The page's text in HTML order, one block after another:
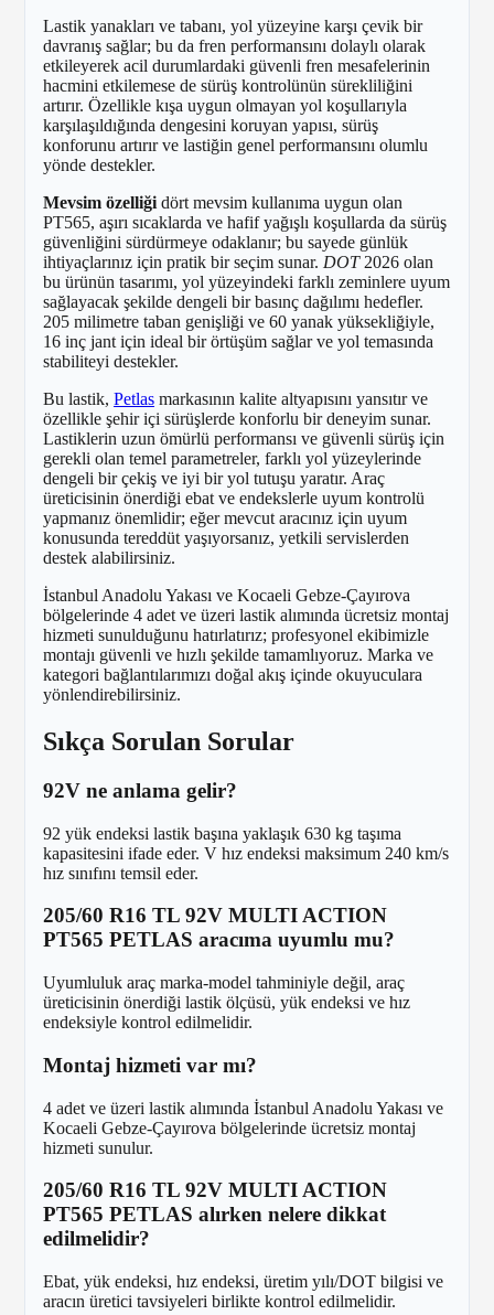
Lastik yanakları ve tabanı, yol yüzeyine karşı çevik bir
davranış sağlar; bu da fren performansını dolaylı olarak
etkileyerek acil durumlardaki güvenli fren mesafelerinin
hacmini etkilemese de sürüş kontrolünün sürekliliğini
artırır. Özellikle kışa uygun olmayan yol koşullarıyla
karşılaşıldığında dengesini koruyan yapısı, sürüş
konforunu artırır ve lastiğin genel performansını olumlu
yönde destekler.
Mevsim özelliği dört mevsim kullanıma uygun olan
PT565, aşırı sıcaklarda ve hafif yağışlı koşullarda da sürüş
güvenliğini sürdürmeye odaklanır; bu sayede günlük
ihtiyaçlarınız için pratik bir seçim sunar. DOT2026 olan
bu ürünün tasarımı, yol yüzeyindeki farklı zeminlere uyum
sağlayacak şekilde dengeli bir basınç dağılımı hedefler.
205 milimetre taban genişliği ve 60 yanak yüksekliğiyle,
16 inç jant için ideal bir örtüşüm sağlar ve yol temasında
stabiliteyi destekler.
Bu lastik, Petlas markasının kalite altyapısını yansıtır ve
özellikle şehir içi sürüşlerde konforlu bir deneyim sunar.
Lastiklerin uzun ömürlü performansı ve güvenli sürüş için
gerekli olan temel parametreler, farklı yol yüzeylerinde
dengeli bir çekiş ve iyi bir yol tutuşu yaratır. Araç
üreticisinin önerdiği ebat ve endekslerle uyum kontrolü
yapmanız önemlidir; eğer mevcut aracınız için uyum
konusunda tereddüt yaşıyorsanız, yetkili servislerden
destek alabilirsiniz.
İstanbul Anadolu Yakası ve Kocaeli Gebze-Çayırova
bölgelerinde 4 adet ve üzeri lastik alımında ücretsiz montaj
hizmeti sunulduğunu hatırlatırız; profesyonel ekibimizle
montajı güvenli ve hızlı şekilde tamamlıyoruz. Marka ve
kategori bağlantılarımızı doğal akış içinde okuyuculara
yönlendirebilirsiniz.
Sıkça Sorulan Sorular
92V ne anlama gelir?
92 yük endeksi lastik başına yaklaşık 630 kg taşıma
kapasitesini ifade eder. V hız endeksi maksimum 240 km/s
hız sınıfını temsil eder.
205/60 R16 TL 92V MULTI ACTION
PT565 PETLAS aracıma uyumlu mu?
Uyumluluk araç marka-model tahminiyle değil, araç
üreticisinin önerdiği lastik ölçüsü, yük endeksi ve hız
endeksiyle kontrol edilmelidir.
Montaj hizmeti var mı?
4 adet ve üzeri lastik alımında İstanbul Anadolu Yakası ve
Kocaeli Gebze-Çayırova bölgelerinde ücretsiz montaj
hizmeti sunulur.
205/60 R16 TL 92V MULTI ACTION
PT565 PETLAS alırken nelere dikkat
edilmelidir?
Ebat, yük endeksi, hız endeksi, üretim yılı/DOT bilgisi ve
aracın üretici tavsiyeleri birlikte kontrol edilmelidir.